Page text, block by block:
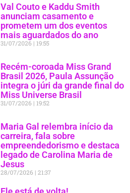
Val Couto e Kaddu Smith
anunciam casamento e
prometem um dos eventos
mais aguardados do ano
31/07/2026 19:55
Recém-coroada Miss Grand
Brasil 2026, Paula Assunção
integra o júri da grande final do
Miss Universe Brasil
31/07/2026 19:52
Maria Gal relembra início da
carreira, fala sobre
empreendedorismo e destaca
legado de Carolina Maria de
Jesus
28/07/2026 21:37